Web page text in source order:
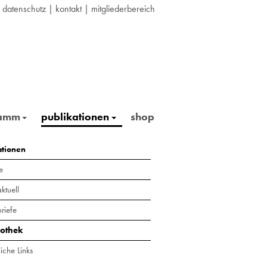
datenschutz | kontakt| mitgliederbereich
publikationen shop
Links